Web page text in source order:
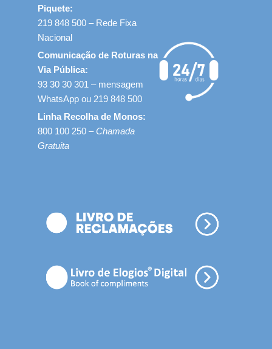
Piquete:
219 848 500 – Rede Fixa
Nacional
Comunicação de Roturas na
Via Pública:
93 30 30 301 – mensagem
WhatsApp ou 219 848 500
Linha Recolha de Monos:
800 100 250 – Chamada
Gratuita